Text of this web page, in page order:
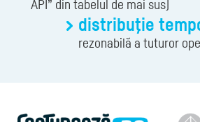
API” din tabelul de mai sus)
distribuţie
rezonabilă a tuturor